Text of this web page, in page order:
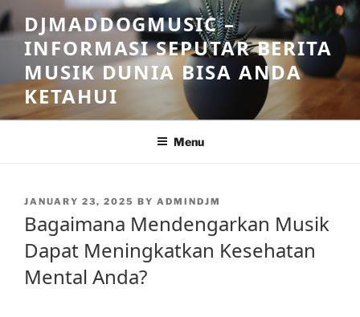
Skip
to
content
DJMADDOGMUSIC –
INFORMASI SEPUTAR BERITA
MUSIK DUNIA BISA ANDA
KETAHUI
Menu
POSTED
JANUARY 23, 2025 BY ADMINDJM
Bagaimana Mendengarkan Musik
Dapat Meningkatkan Kesehatan
Mental Anda?